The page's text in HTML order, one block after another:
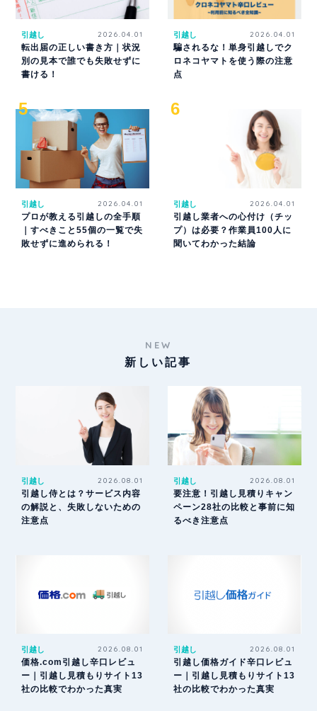
引越し 2026.04.01
転出届の正しい書き方｜状況
別の見本で誰でも失敗せずに
書ける！
引越し 2026.04.01
騙されるな！単身引越しでク
ロネコヤマトを使う際の注意
点
引越し 2026.04.01
プロが教える引越しの全手順
｜すべきこと55個の一覧で失
敗せずに進められる！
引越し 2026.04.01
引越し業者への心付け（チッ
プ）は必要？作業員100人に
聞いてわかった結論
NEW
新しい記事
引越し 2026.08.01
引越し侍とは？サービス内容
の解説と、失敗しないための
注意点
引越し 2026.08.01
要注意！引越し見積りキャン
ペーン28社の比較と事前に知
るべき注意点
引越し 2026.08.01
価格.com引越し辛口レビュ
ー｜引越し見積もりサイト13
社の比較でわかった真実
引越し 2026.08.01
引越し価格ガイド辛口レビュ
ー｜引越し見積もりサイト13
社の比較でわかった真実